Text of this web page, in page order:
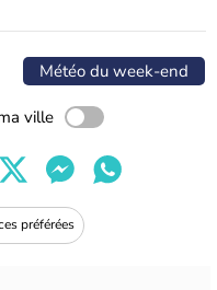
Météo du week-end
ville
préférées